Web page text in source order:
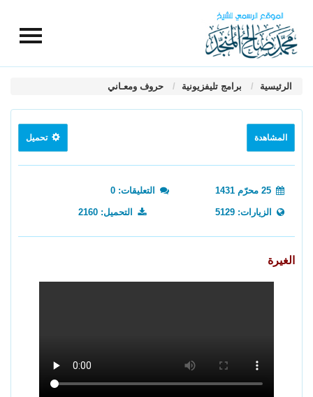
الرئيسية برامج تليفزيونية حروف ومعـاني
المشاهدة تحميل
التعليقات: 0
الزيارات: 5129 التحميل: 2160
الغيرة